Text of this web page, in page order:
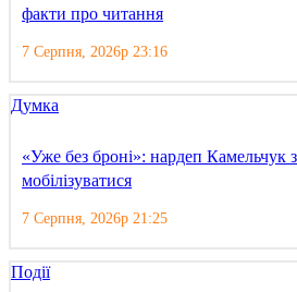
факти про читання
7 Серпня, 2026р 23:16
Думка
«Уже без броні»: нардеп Камельчук
мобілізуватися
7 Серпня, 2026р 21:25
Події